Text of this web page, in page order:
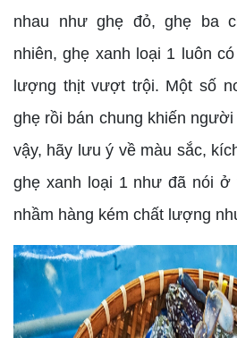
nhau như ghẹ đỏ, ghẹ ba
nhiên, ghẹ xanh loại 1 luôn
lượng thịt vượt trội. Một số
ghẹ rồi bán chung khiến
vậy, hãy lưu ý về màu sắc,
ghẹ xanh loại 1 như đã nói ở
nhầm hàng kém chất lượng